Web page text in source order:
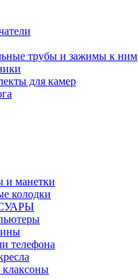
трубы и зажимы к ним
для камер
манетки
колодки
телефона